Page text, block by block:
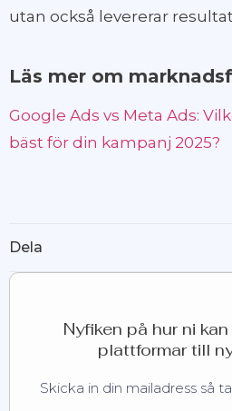
utan också levererar
Läs mer om
Google Ads vs Meta Ads:
bäst för din kampanj 2025?
Dela
Nyfiken på hur ni
plattformar till
Skicka in din mailadress så